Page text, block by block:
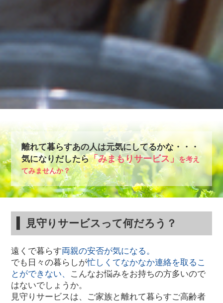
離れて暮らすあの人は元気にしてるかな・・・
気になりだしたら「みまもりサービス」
を考え
てみませんか？
見守りサービスって何だろう？
遠くで暮らす両親の安否が気になる。
でも日々の暮らしが忙しくてなかなか連絡を取るこ
とができない、 こんなお悩みをお持ちの方多いので
はないでしょうか。
見守りサービスは、ご家族と離れて暮らすご高齢者